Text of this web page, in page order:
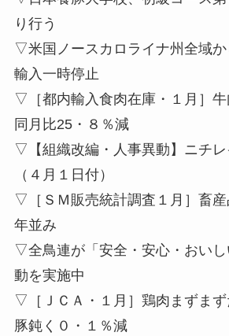
り行う
▽米国ノースカロライナ州全域
輸入一時停止
▽［都内輸入食肉在庫・１月］
同月比25・８％減
▽【組織改編・人事異動】ニチレ
（４月１日付）
▽［ＳＭ販売統計調査１月］畜
年並み
▽全鳥連が「安全・安心・おい
動を実施中
▽［ＪＣＡ・１月］鶏肉まずま
豚鈍く０・１％減